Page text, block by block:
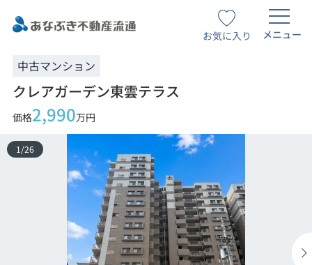
お気に入り メニュー
中古マンション
クレアガーデン東雲テラス
価格2,990万円
1 /26